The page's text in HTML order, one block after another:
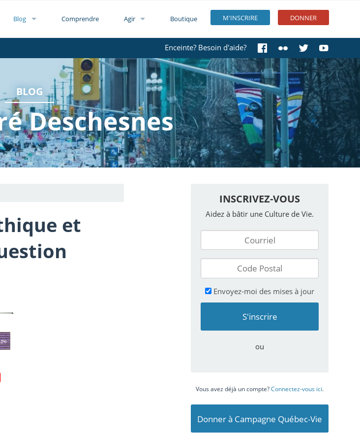
M'INSCRIRE DONNER
Blog Comprendre Agir Boutique
Enceinte? Besoin d'aide?
BLOG
Deschesnes
et
INSCRIVEZ-VOUS
Aidez à bâtir une Culture de Vie.
Envoyez-moi des mises à jour
ou
Vous avez déjà un compte?Connectez-vous ici.
Donner à Campagne Québec-Vie